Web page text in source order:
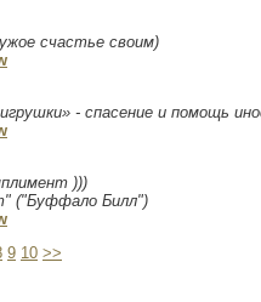
счастье своим)
- спасение и помощь
)))
("Буффало Билл")
9 10 >>